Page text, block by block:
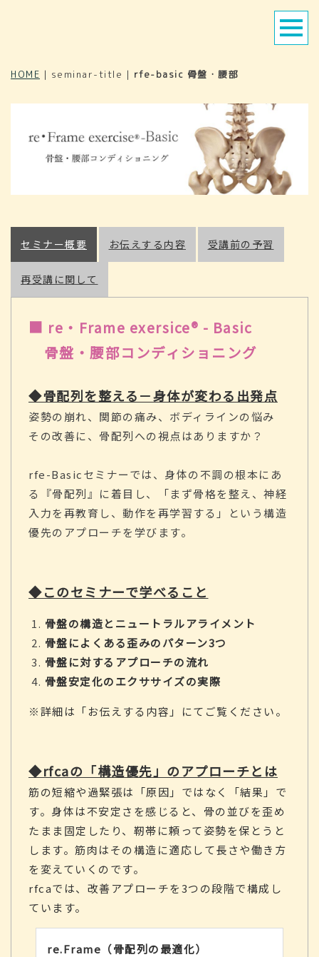
HOME | seminar-title | rfe-basic 骨盤・腰部
セミナー概要 お伝えする内容 受講前の予習
再受講に関して
■ re・Frame exersice® - Basic
骨盤・腰部コンディショニング
◆骨配列を整える－身体が変わる出発点
姿勢の崩れ、関節の痛み、ボディラインの悩み
その改善に、骨配列への視点はありますか？
rfe-Basicセミナーでは、身体の不調の根本にあ
る『骨配列』に着目し、「まず骨格を整え、神経
入力を再教育し、動作を再学習する」という構造
優先のアプローチを学びます。
◆このセミナーで学べること
骨盤の構造とニュートラルアライメント
骨盤によくある歪みのパターン3つ
骨盤に対するアプローチの流れ
骨盤安定化のエクササイズの実際
※詳細は「お伝えする内容」にてご覧ください。
◆rfcaの「構造優先」のアプローチとは
筋の短縮や過緊張は「原因」ではなく「結果」で
す。身体は不安定さを感じると、骨の並びを歪め
たまま固定したり、靭帯に頼って姿勢を保とうと
します。筋肉はその構造に適応して長さや働き方
を変えていくのです。
rfcaでは、改善アプローチを3つの段階で構成し
ています。
re.Frame（骨配列の最適化）